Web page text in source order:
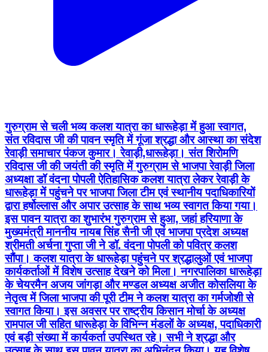
गुरुग्राम से चली भव्य कलश यात्रा का धारूहेड़ा में हुआ स्वागत,
संत रविदास जी की पावन स्मृति में गूंजा श्रद्धा और आस्था का संदेश
रेवाड़ी समाचार पंकज कुमार। रेवाड़ी,धारूहेड़ा। संत शिरोमणि
रविदास जी की जयंती की स्मृति में गुरुग्राम से भाजपा रेवाड़ी जिला
अध्यक्षा डॉ वंदना पोपली ऐतिहासिक कलश यात्रा लेकर रेवाड़ी के
धारूहेड़ा में पहुंचने पर भाजपा जिला टीम एवं स्थानीय पदाधिकारियों
द्वारा हर्षोल्लास और अपार उत्साह के साथ भव्य स्वागत किया गया।
इस पावन यात्रा का शुभारंभ गुरुग्राम से हुआ, जहां हरियाणा के
मुख्यमंत्री माननीय नायब सिंह सैनी जी एवं भाजपा प्रदेश अध्यक्ष
श्रीमती अर्चना गुप्ता जी ने डॉ. वंदना पोपली को पवित्र कलश
सौंपा। कलश यात्रा के धारूहेड़ा पहुंचने पर श्रद्धालुओं एवं भाजपा
कार्यकर्ताओं में विशेष उत्साह देखने को मिला। नगरपालिका धारूहेड़ा
के चेयरमैन अजय जांगड़ा और मण्डल अध्यक्ष अजीत कोसलिया के
नेतृत्व में जिला भाजपा की पूरी टीम ने कलश यात्रा का गर्मजोशी से
स्वागत किया। इस अवसर पर राष्ट्रीय किसान मोर्चा के अध्यक्ष
रामपाल जी सहित धारूहेड़ा के विभिन्न मंडलों के अध्यक्ष, पदाधिकारी
एवं बड़ी संख्या में कार्यकर्ता उपस्थित रहे। सभी ने श्रद्धा और